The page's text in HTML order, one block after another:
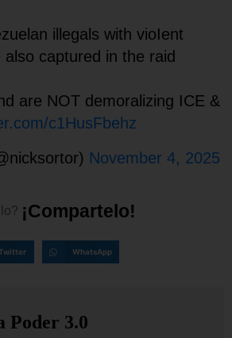
illegals with vioIent
captured in the raid
are NOT demoralizing ICE &
c1HusFbehz
November 4, 2025
¡Comparte o!
WhatsApp
Poder 3.0